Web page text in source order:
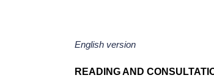
English version
READING AND